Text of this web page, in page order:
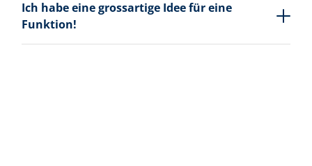
Ich habe eine grossartige Idee für eine
Funktion!